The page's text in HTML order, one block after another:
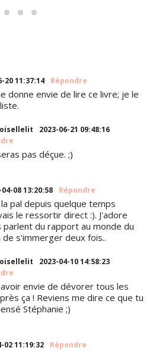
20 11:37:14 Répondre
donne envie de lire ce livre; je le
2023-06-21 09:48:16
pas déçue. ;)
04-08 13:20:58 Répondre
pal depuis quelque temps
le ressortir direct :). J'adore
parlent du rapport au monde du
de s'immerger deux fois..
2023-04-10 14:58:23
envie de dévorer tous les
ça ! Reviens me dire ce que tu
Stéphanie ;)
02 11:19:32 Répondre